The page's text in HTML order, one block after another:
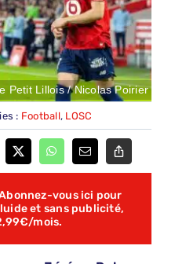
Petit Lillois / Nicolas Poirier
: Football, LOSC
vous ici pour
et sans publicité,
mois.